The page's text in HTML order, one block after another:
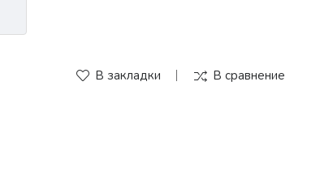
В закладки В сравнение